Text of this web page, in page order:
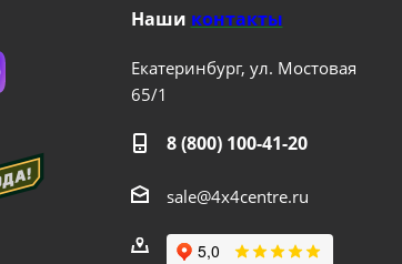
Наши контакты
Екатеринбург, ул. Мостовая
65/1
8 (800) 100-41-20
sale@4x4centre.ru